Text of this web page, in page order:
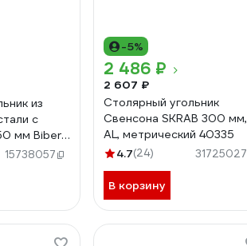
из
с
мм Biber
093467
15738057
-5%
2 486 ₽
2 607 ₽
Столярный угольник
Свенсона SKRAB 300 мм,
AL, метрический 40335
4.7(24) 31725027
В корзину